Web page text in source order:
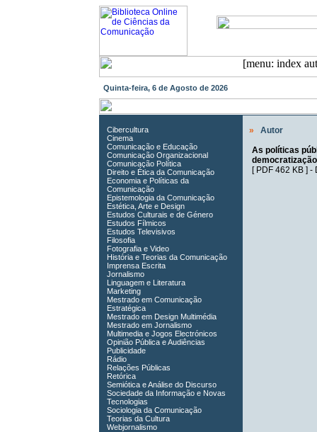
Quinta-feira, 6 de Agosto de 2026
Cibercultura
Cinema
Comunicação e Educação
Comunicação Organizacional
Comunicação Política
Direito e Ética da Comunicação
Economia e Políticas da
Comunicação
Epistemologia da Comunicação
Estética, Arte e Design
Estudos Culturais e de Género
Estudos Fílmicos
Estudos Televisivos
Filosofia
Fotografia e Video
História e Teorias da Comunicação
Imprensa Escrita
Jornalismo
Linguagem e Literatura
Marketing
Mestrado em Comunicação
Estratégica
Mestrado em Design Multimédia
Mestrado em Jornalismo
Multimedia e Jogos Electrónicos
Opinião Pública e Audiências
Publicidade
Rádio
Relações Públicas
Retórica
Semiótica e Análise do Discurso
Sociedade da Informação e Novas
Tecnologias
Sociologia da Comunicação
Teorias da Cultura
Webjornalismo
»
Autor
As políticas
[ PDF 462 KB] -